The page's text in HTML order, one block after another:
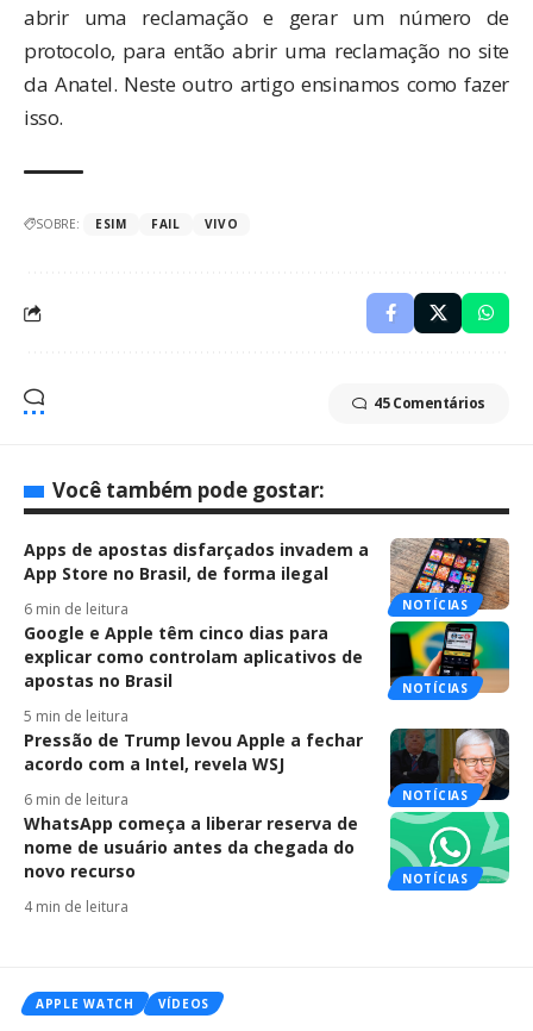
abrir uma reclamação e gerar um número de
protocolo, para então abrir uma reclamação no site
da Anatel. Neste outro artigo ensinamos como fazer
isso.
SOBRE: ESIM FAIL VIVO
45 Comentários
Você também pode gostar:
NOTÍCIAS
Apps de apostas disfarçados invadem a
App Store no Brasil, de forma ilegal
6 min de leitura
NOTÍCIAS
Google e Apple têm cinco dias para
explicar como controlam aplicativos de
apostas no Brasil
5 min de leitura
NOTÍCIAS
Pressão de Trump levou Apple a fechar
acordo com a Intel, revela WSJ
6 min de leitura
NOTÍCIAS
WhatsApp começa a liberar reserva de
nome de usuário antes da chegada do
novo recurso
4 min de leitura
APPLE WATCH VÍDEOS